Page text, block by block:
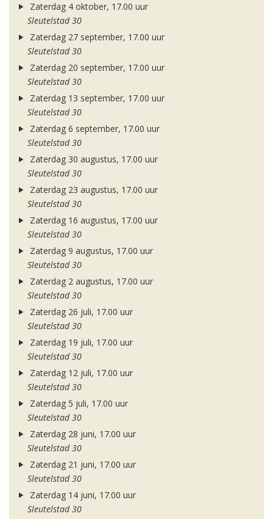
Zaterdag 4 oktober, 17.00 uur
Sleutelstad 30
Zaterdag 27 september, 17.00 uur
Sleutelstad 30
Zaterdag 20 september, 17.00 uur
Sleutelstad 30
Zaterdag 13 september, 17.00 uur
Sleutelstad 30
Zaterdag 6 september, 17.00 uur
Sleutelstad 30
Zaterdag 30 augustus, 17.00 uur
Sleutelstad 30
Zaterdag 23 augustus, 17.00 uur
Sleutelstad 30
Zaterdag 16 augustus, 17.00 uur
Sleutelstad 30
Zaterdag 9 augustus, 17.00 uur
Sleutelstad 30
Zaterdag 2 augustus, 17.00 uur
Sleutelstad 30
Zaterdag 26 juli, 17.00 uur
Sleutelstad 30
Zaterdag 19 juli, 17.00 uur
Sleutelstad 30
Zaterdag 12 juli, 17.00 uur
Sleutelstad 30
Zaterdag 5 juli, 17.00 uur
Sleutelstad 30
Zaterdag 28 juni, 17.00 uur
Sleutelstad 30
Zaterdag 21 juni, 17.00 uur
Sleutelstad 30
Zaterdag 14 juni, 17.00 uur
Sleutelstad 30